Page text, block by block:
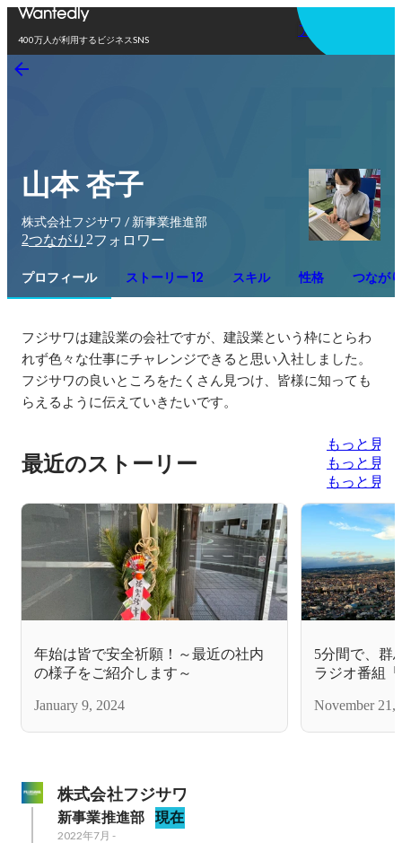
400万人が利用するビジネスSNS
アプリを使う
山本 杏子
株式会社フジサワ / 新事業推進部
2つながり 2フォロワー
プロフィール ストーリー 12 スキル 性格 つながり
フジサワは建設業の会社ですが、建設業という枠にとらわ
れず色々な仕事にチャレンジできると思い入社しました。
フジサワの良いところをたくさん見つけ、皆様に知っても
らえるように伝えていきたいです。
最近のストーリー
もっと見る
もっと見る
もっと見る
年始は皆で安全祈願！～最近の社内
の様子をご紹介します～
January 9, 2024
5分間で、群
ラジオ番組
November 21,
株式会社フジサワ
新事業推進部 現在
2022年7月 -